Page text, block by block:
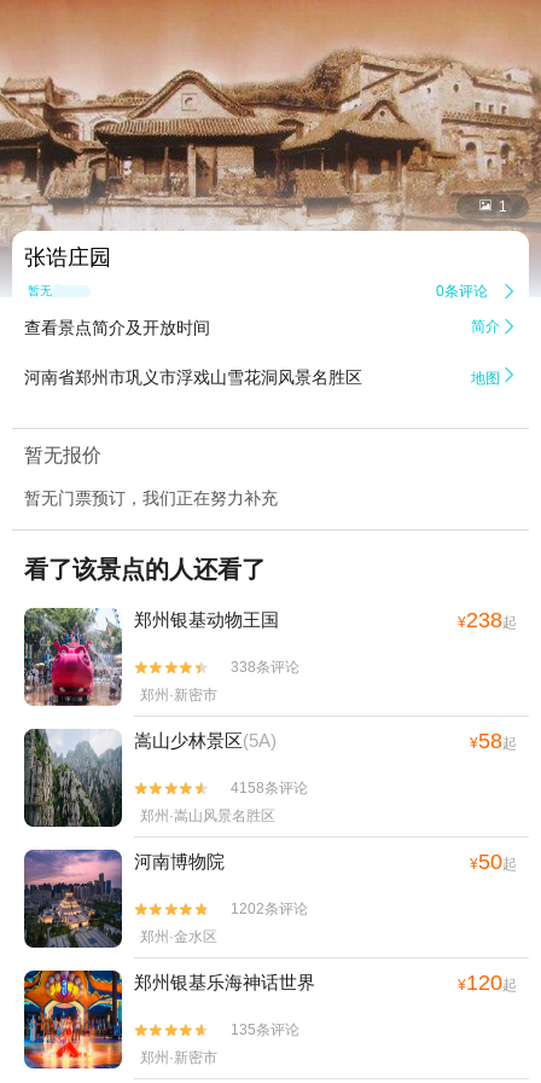
 1
张诰庄园
暂无点评 0条评论 
查看景点简介及开放时间 简介 
河南省郑州市巩义市浮戏山雪花洞风景名胜区 地图 
暂无报价
暂无门票预订，我们正在努力补充
看了该景点的人还看了
郑州银基动物王国 ¥238起


338条评论
郑州·新密市
嵩山少林景区(5A) ¥58起


4158条评论
郑州·嵩山风景名胜区
河南博物院 ¥50起


1202条评论
郑州·金水区
郑州银基乐海神话世界 ¥120起


135条评论
郑州·新密市